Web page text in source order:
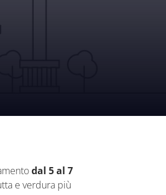
dal 5 al 7
e verdura più